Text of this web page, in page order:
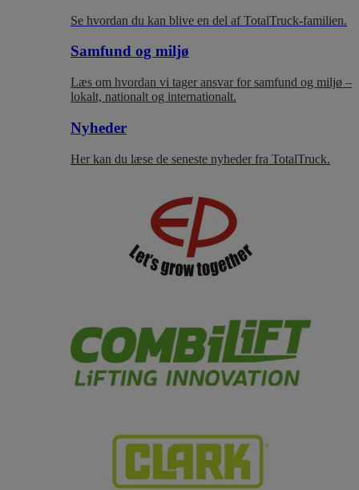
Se hvordan du kan blive en del af TotalTruck-familien.
Samfund og miljø
Læs om hvordan vi tager ansvar for samfund og miljø –
lokalt, nationalt og internationalt.
Nyheder
Her kan du læse de seneste nyheder fra TotalTruck.